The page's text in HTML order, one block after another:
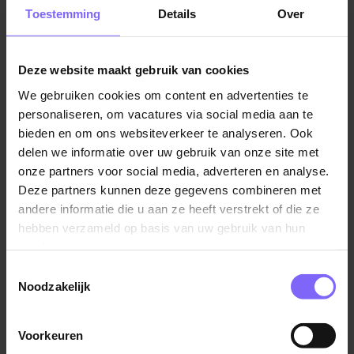
Toestemming Details Over
Deze website maakt gebruik van cookies
We gebruiken cookies om content en advertenties te
personaliseren, om vacatures via social media aan te
bieden en om ons websiteverkeer te analyseren. Ook
delen we informatie over uw gebruik van onze site met
onze partners voor social media, adverteren en analyse.
Deze partners kunnen deze gegevens combineren met
andere informatie die u aan ze heeft verstrekt of die ze
hebben verzameld op basis van uw gebruik van hun
Noodzakelijk
Voorkeuren
volgende stap te zetten naar jouw team. Feedback
geven die ze nodig hebben om niet alleen te
de vacature, maar ook wat ze motiveert om te
solliciteren!
Aandacht voor de ervaring van je huidige werknemers
kan ertoe leiden dat de aanmeldingen 50% beter
gekwalificeerd zijn. Jouw wervingsproces kan dan
gehalveerd worden en als bonus verloopt je
veranderingen zou moeten doorvoeren in hun
aangetrokken, maar slechts 32% heeft stappen
ondernomen om dit te realiseren. Door de feedback